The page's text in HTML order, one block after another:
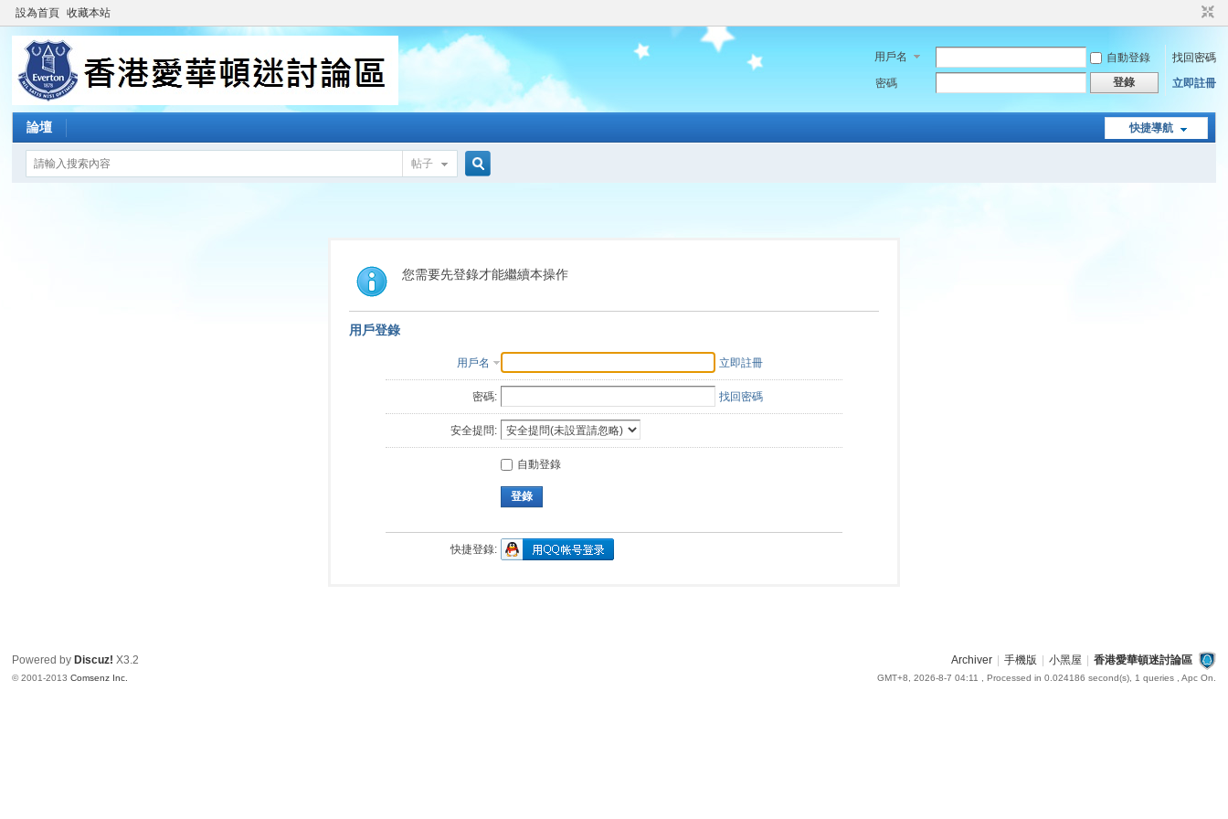
設為首頁 收藏本站
用戶名 自動登錄
找回密碼
密碼
登錄 立即註冊
快捷導航
論壇
帖子
索
您需要先登錄才能繼續本操作
用戶登錄
用戶名 立即註冊
密碼: 找回密碼
安全提問:
自動登錄
登錄
快捷登錄:
Archiver 手機版 小黑屋 香港愛華頓迷討論區
GMT+8, 2026-8-7 04:11 , Processed in 0.024186 second(s), 1 queries , Apc On.
Powered by Discuz! X3.2
© 2001-2013Comsenz Inc.